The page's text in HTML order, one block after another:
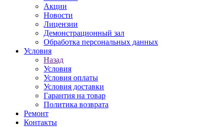
Акции
Новости
Лицензии
Демонстрационный зал
Обработка персональных данных
Условия
Назад
Условия
Условия оплаты
Условия доставки
Гарантия на товар
Политика возврата
Ремонт
Контакты